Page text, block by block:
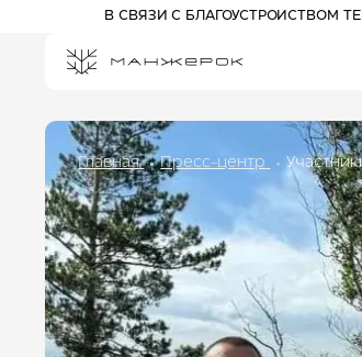
В СВЯЗИ С БЛАГОУСТРОЙСТВОМ
ПРОЖИВАНИЕ НА КУРОРТЕ
СПЕЦПРЕДЛОЖЕНИЯ
РАЗВЛЕЧЕНИЯ
АФИША
АКТИВНЫЙ ОТДЫХ
ПРОГУЛОЧНЫЕ БИЛЕТЫ
КАНАТНЫЕ ДОРОГИ
Главная Пресс-центр